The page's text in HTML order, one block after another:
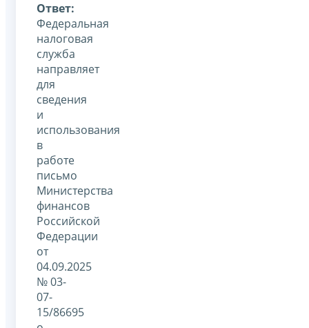
Ответ:
Федеральная
налоговая
служба
направляет
для
сведения
и
использования
в
работе
письмо
Министерства
финансов
Российской
Федерации
от
04.09.2025
№ 03-
07-
15/86695